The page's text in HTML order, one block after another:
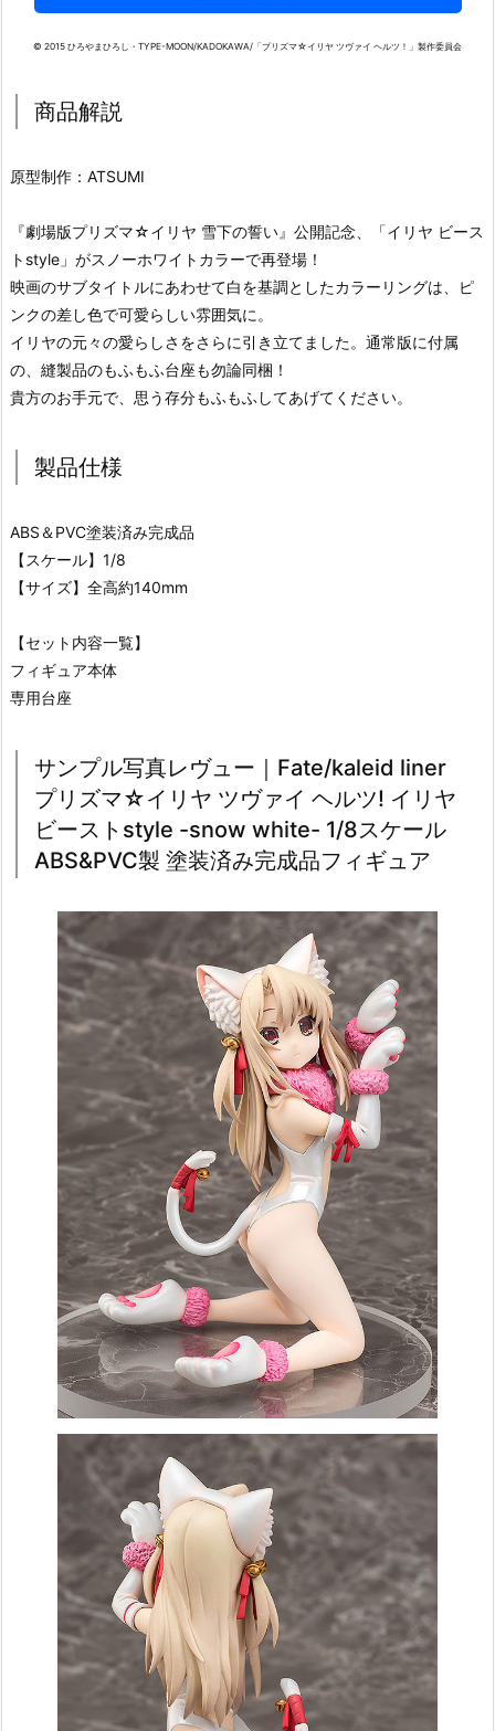
© 2015 ひろやまひろし・TYPE-MOON/KADOKAWA/「プリズマ☆イリヤ ツヴァイ ヘルツ！」製作委員会
商品解説
原型制作：ATSUMI
『劇場版プリズマ☆イリヤ 雪下の誓い』公開記念、「イリヤ ビース
トstyle」がスノーホワイトカラーで再登場！
映画のサブタイトルにあわせて白を基調としたカラーリングは、ピ
ンクの差し色で可愛らしい雰囲気に。
イリヤの元々の愛らしさをさらに引き立てました。通常版に付属
の、縫製品のもふもふ台座も勿論同梱！
貴方のお手元で、思う存分もふもふしてあげてください。
製品仕様
ABS＆PVC塗装済み完成品
【スケール】1/8
【サイズ】全高約140mm
【セット内容一覧】
フィギュア本体
専用台座
サンプル写真レヴュー｜Fate/kaleid liner
プリズマ☆イリヤ ツヴァイ ヘルツ! イリヤ
ビーストstyle -snow white- 1/8スケール
ABS&PVC製 塗装済み完成品フィギュア